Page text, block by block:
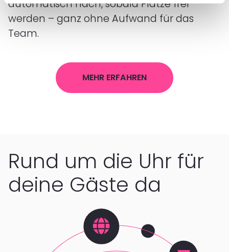
automatisch nach, sobald Plätze frei
werden – ganz ohne Aufwand für das
Team.
MEHR ERFAHREN
Rund um die Uhr für
deine Gäste da